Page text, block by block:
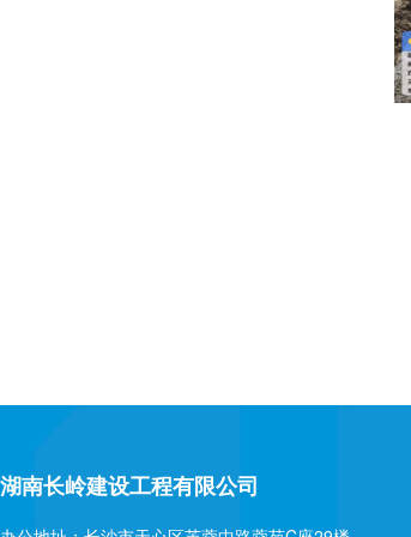
湖南长岭建设工程有限公司